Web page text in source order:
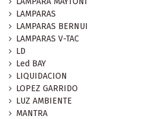
LAMPARAS
LAMPARAS BERNUI
LAMPARAS V-TAC
LD
Led BAY
LIQUIDACION
LOPEZ GARRIDO
LUZ AMBIENTE
MANTRA